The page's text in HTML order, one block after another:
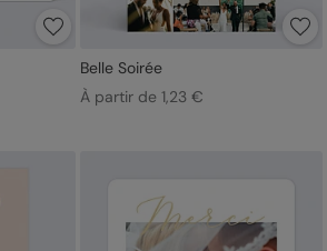
Belle Soirée
À partir de 1,23 €